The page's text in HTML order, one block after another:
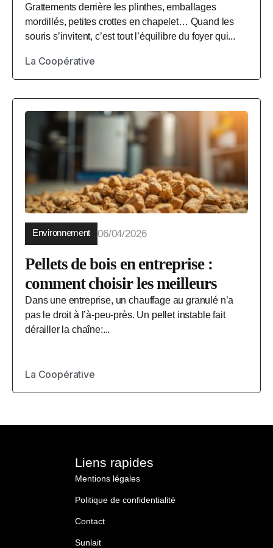
Grattements derrière les plinthes, emballages
mordillés, petites crottes en chapelet… Quand les
souris s’invitent, c’est tout l’équilibre du foyer qui...
La Coopérative
Environnement 06/04/2026
Pellets de bois en entreprise :
comment choisir les meilleurs
Dans une entreprise, un chauffage au granulé n’a
pas le droit à l’à-peu-près. Un pellet instable fait
dérailler la chaîne:...
La Coopérative
Liens rapides
Mentions légales
Politique de confidentialité
Contact
Sunlait